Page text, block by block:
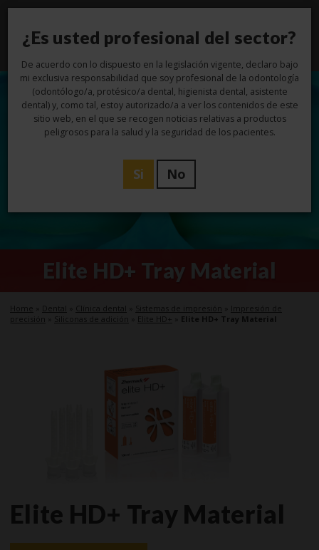
Elite HD+ Tray Material
Home Dental Clínica dental Sistemas de impresión
Impresión de
precisión
Siliconas de adición Elite HD+ Elite HD+ Tray Material
Elite HD+ Tray Material
¿Es usted profesional del sector?
De acuerdo con lo dispuesto en la legislación vigente, declaro bajo
mi exclusiva responsabilidad que soy profesional de la odontología
(odontólogo/a, protésico/a dental, higienista dental, asistente
dental) y, como tal, estoy autorizado/a a ver los contenidos de este
sitio web, en el que se recogen noticias relativas a productos
peligrosos para la salud y la seguridad de los pacientes.
Si No